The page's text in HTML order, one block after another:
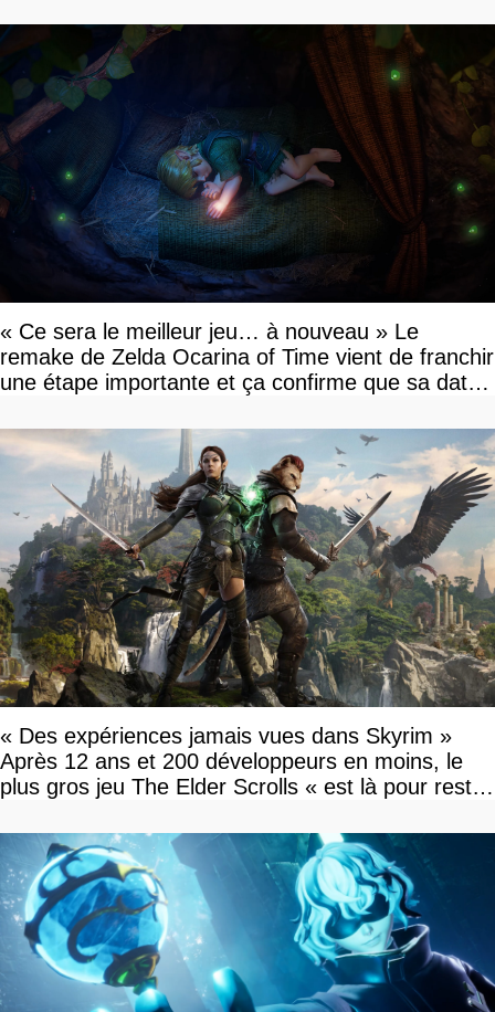
« Ce sera le meilleur jeu… à nouveau » Le
remake de Zelda Ocarina of Time vient de franchir
une étape importante et ça confirme que sa date
« Des expériences jamais vues dans Skyrim »
Après 12 ans et 200 développeurs en moins, le
plus gros jeu The Elder Scrolls « est là pour rester